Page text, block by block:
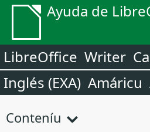
Ayuda de
LibreOffice Writer
Inglés (EXA) Amáricu
Conteníu